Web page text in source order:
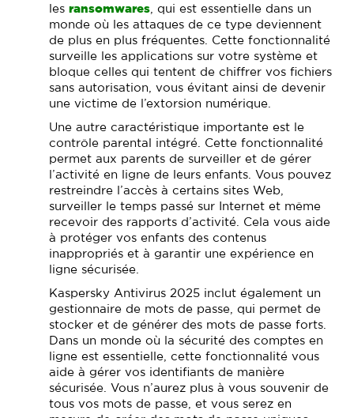
lesransomwares, qui est essentielle dans un
monde où les attaques de ce type deviennent
de plus en plus fréquentes. Cette fonctionnalité
surveille les applications sur votre système et
bloque celles qui tentent de chiffrer vos fichiers
sans autorisation, vous évitant ainsi de devenir
une victime de l’extorsion numérique.
Une autre caractéristique importante est le
contrôle parental intégré. Cette fonctionnalité
permet aux parents de surveiller et de gérer
l’activité en ligne de leurs enfants. Vous pouvez
restreindre l’accès à certains sites Web,
surveiller le temps passé sur Internet et même
recevoir des rapports d’activité. Cela vous aide
à protéger vos enfants des contenus
inappropriés et à garantir une expérience en
ligne sécurisée.
Kaspersky Antivirus 2025 inclut également un
gestionnaire de mots de passe, qui permet de
stocker et de générer des mots de passe forts.
Dans un monde où la sécurité des comptes en
ligne est essentielle, cette fonctionnalité vous
aide à gérer vos identifiants de manière
sécurisée. Vous n’aurez plus à vous souvenir de
tous vos mots de passe, et vous serez en